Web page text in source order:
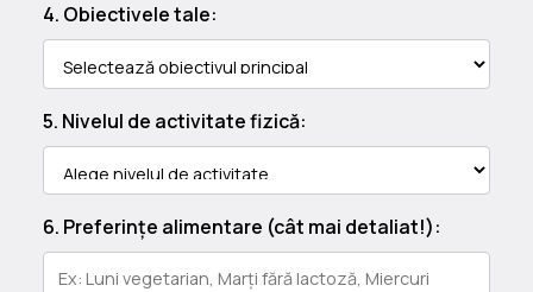
4. Obiectivele tale:
5. Nivelul de activitate fizică:
6. Preferințe alimentare (cât mai detaliat!):